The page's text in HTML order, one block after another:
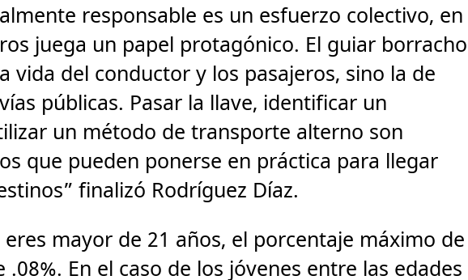
responsable es un esfuerzo colectivo, en
juega un papel protagónico. El guiar borracho
vida del conductor y los pasajeros, sino la de
públicas. Pasar la llave, identificar un
un método de transporte alterno son
que pueden ponerse en práctica para llegar
finalizó Rodríguez Díaz.
eres mayor de 21 años, el porcentaje máximo de
En el caso de los jóvenes entre las edades